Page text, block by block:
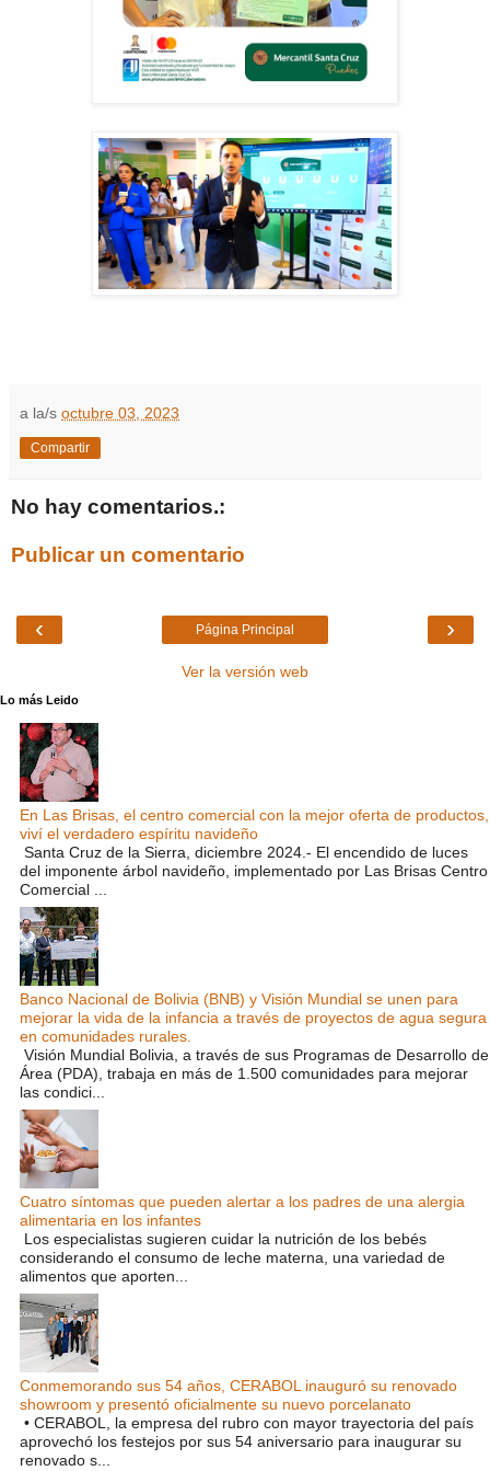
a la/s octubre 03, 2023
Compartir
No hay comentarios.:
Publicar un comentario
‹ ›
Página Principal
Ver la versión web
Lo más Leido
En Las Brisas, el centro comercial con la mejor oferta de productos,
viví el verdadero espíritu navideño
Santa Cruz de la Sierra, diciembre 2024.- El encendido de luces
del imponente árbol navideño, implementado por Las Brisas Centro
Comercial ...
Banco Nacional de Bolivia (BNB) y Visión Mundial se unen para
mejorar la vida de la infancia a través de proyectos de agua segura
en comunidades rurales.
Visión Mundial Bolivia, a través de sus Programas de Desarrollo de
Área (PDA), trabaja en más de 1.500 comunidades para mejorar
las condici...
Cuatro síntomas que pueden alertar a los padres de una alergia
alimentaria en los infantes
Los especialistas sugieren cuidar la nutrición de los bebés
considerando el consumo de leche materna, una variedad de
alimentos que aporten...
Conmemorando sus 54 años, CERABOL inauguró su renovado
showroom y presentó oficialmente su nuevo porcelanato
• CERABOL, la empresa del rubro con mayor trayectoria del país
aprovechó los festejos por sus 54 aniversario para inaugurar su
renovado s...